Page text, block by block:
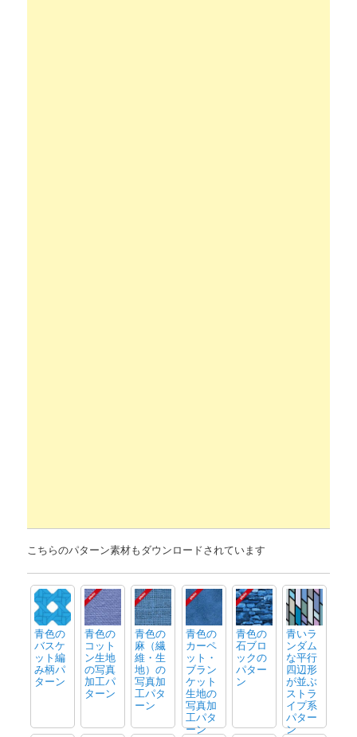
こちらのパターン素材もダウンロードされています
青色の
バスケ
ット編
み柄パ
ターン
青色の
コット
ン生地
の写真
加工パ
ターン
青色の
麻（繊
維・生
地）の
写真加
工パタ
ーン
青色の
カーペ
ット・
ブラン
ケット
生地の
写真加
工パタ
ーン
青色の
石ブロ
ックの
パター
ン
青いラ
ンダム
な平行
四辺形
が並ぶ
ストラ
イプ系
パター
ン